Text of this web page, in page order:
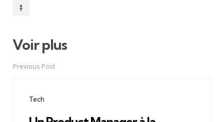
Voir plus
Post
navigation
Previous Post
Tech